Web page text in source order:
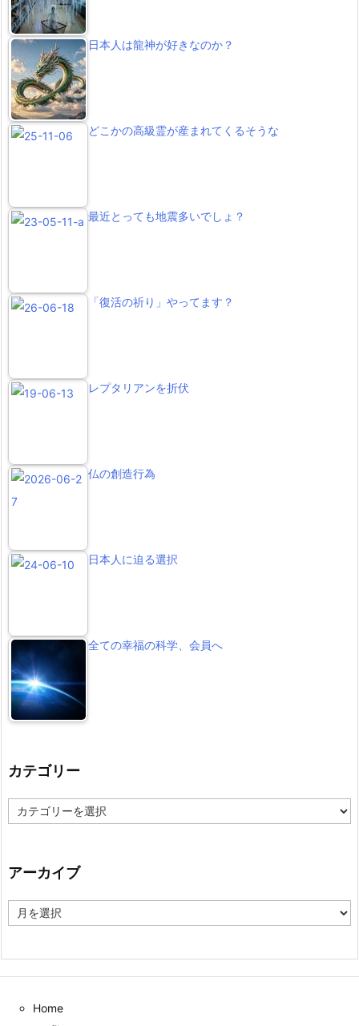
日本人は龍神が好きなのか？
どこかの高級霊が産まれてくるそうな
最近とっても地震多いでしょ？
「復活の祈り」やってます？
レプタリアンを折伏
仏の創造行為
日本人に迫る選択
全ての幸福の科学、会員へ
カテゴリー
テ
ー
アーカイブ
ー
Home